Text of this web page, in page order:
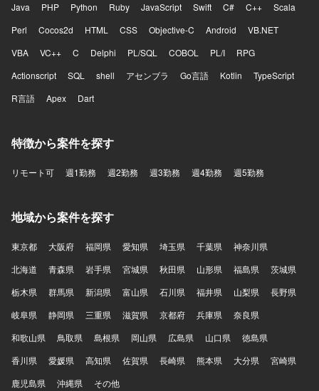
Java PHP Python Ruby JavaScript Swift C# C++
Scala
Perl
Cocos2d HTML CSS Objective-C Android
VB.NET
VBA
VC++ C Delphi PL/SQL COBOL PL/I
RPG
Actionscript
SQL shell アセンブラ Go言語 Kotlin
TypeScript
R言語
Apex Dart
特徴から案件を探す
リモート可 週1勤務 週2勤務 週3勤務 週4勤務 週5勤務
地域から案件を探す
東京都 大阪府 福岡県 愛知県 埼玉県 千葉県
神奈川県
北海道
青森県 岩手県 宮城県 秋田県 山形県 福島県
茨城県
栃木県
群馬県 新潟県 富山県 石川県 福井県 山梨県
長野県
岐阜県
静岡県 三重県 滋賀県 京都府 兵庫県
奈良県
和歌山県
鳥取県 島根県 岡山県 広島県 山口県
徳島県
香川県
愛媛県 高知県 佐賀県 長崎県 熊本県 大分県
宮崎県
鹿児島県
沖縄県 その他